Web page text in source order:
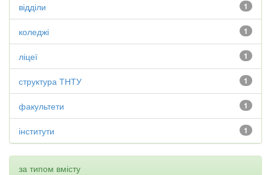
1
відділи
1
коледжі
1
ліцеї
1
структура ТНТУ
1
факультети
1
інститути
за типом вмісту